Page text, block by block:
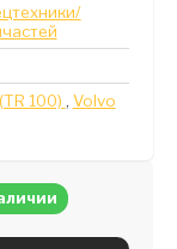
100) , Volvo